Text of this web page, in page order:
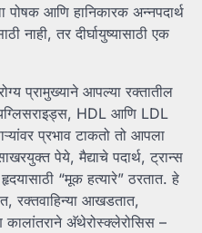
पोषक आणि हानिकारक अन्नपदार्थ
नाही, तर दीर्घायुष्यासाठी एक
प्रामुख्याने आपल्या रक्तातील
HDL आणि LDL
प्रभाव टाकतो तो आपला
पेये, मैद्याचे पदार्थ, ट्रान्स
“मूक हत्यारे” ठरतात. हे
रक्तवाहिन्या आखडतात,
अ‍ॅथेरोस्क्लेरोसिस –